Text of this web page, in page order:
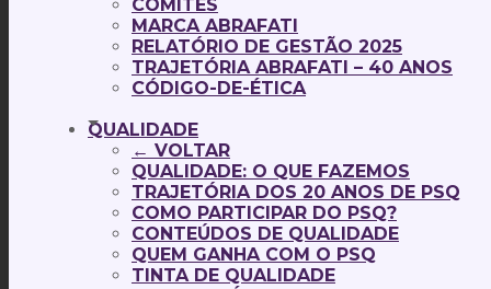
COMITÊS
MARCA ABRAFATI
RELATÓRIO DE GESTÃO 2025
TRAJETÓRIA ABRAFATI – 40 ANOS
CÓDIGO-DE-ÉTICA
QUALIDADE
← VOLTAR
QUALIDADE: O QUE FAZEMOS
TRAJETÓRIA DOS 20 ANOS DE PSQ
COMO PARTICIPAR DO PSQ?
CONTEÚDOS DE QUALIDADE
QUEM GANHA COM O PSQ
TINTA DE QUALIDADE